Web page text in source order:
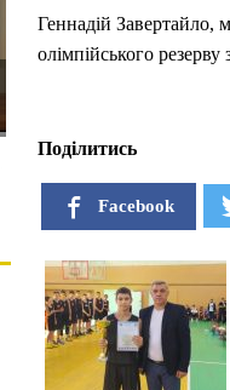
Геннадій Завертайло,
олімпійського
Поділитись
Facebook